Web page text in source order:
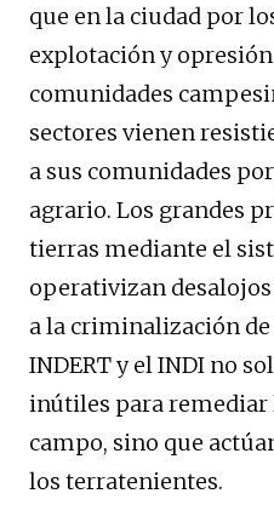
que en la ciudad por
explotación y
comunidades
sectores vienen
a sus comunidades
agrario. Los grandes
tierras mediante el
operativizan
a la criminalización
INDERT y el INDI no
inútiles para remediar
campo, sino que
los terratenientes.